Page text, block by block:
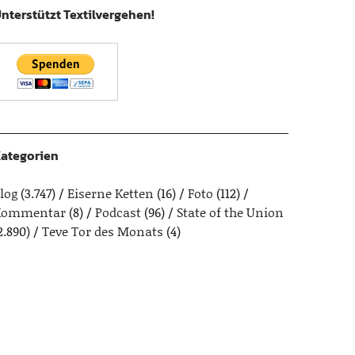
Textilvergehen!
(3.747) Eiserne Ketten (16) Foto (112)
(8) Podcast(96)
State of the Union
Teve Tor des Monats (4)